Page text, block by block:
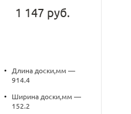
1 147 руб.
•
Длина доски,мм —
914.4
•
Ширина доски,мм —
152.2